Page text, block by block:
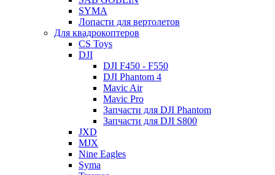
SYMA
Лопасти для вертолетов
Для квадрокоптеров
CS Toys
DJI
DJI F450 - F550
DJI Phantom 4
Mavic Air
Mavic Pro
Запчасти для DJI Phantom
Запчасти для DJI S800
JXD
MJX
Nine Eagles
Syma